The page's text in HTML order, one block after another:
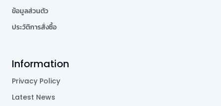
ข้อมูลส่วนตัว
ประวัติการสั่งซื้อ
Information
Privacy Policy
Latest News